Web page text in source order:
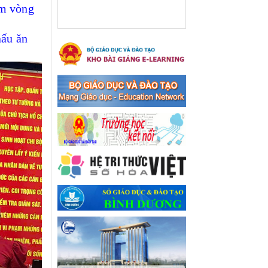
vòng
ăn
Hưởng ứng cuộc thi trực
tuyến "Tìm hiểu Nghị quyết
Trung ương 8 Khoá XIII"
Hưởng ứng cuộc thi trực tuyến
"Tìm hiểu Nghị quyết Trung
ương 8 Khoá XIII"
Ngày ban hành: 04/03/2024
Kế hoạch Triển khai công
tác tuyên truyền, đảm bảo
trật tự, an toàn giao thông
năm 2024 tại các cơ sở giáo
dục trên địa bàn thị xã Bến
Cát
Kế hoạch Triển khai công tác
tuyên truyền, đảm bảo trật tự,
an toàn giao thông năm 2024
tại các cơ sở giáo dục trên địa
bàn thị xã Bến Cát